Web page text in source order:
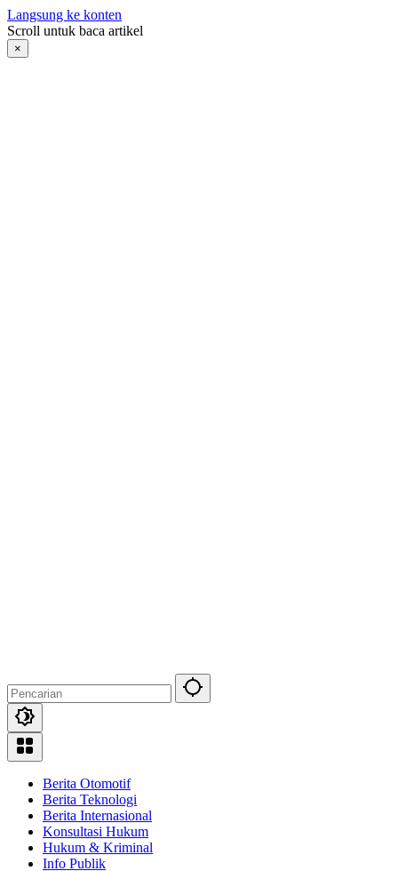
Langsung ke konten
Scroll untuk baca artikel
×
Berita Otomotif
Berita Teknologi
Berita Internasional
Konsultasi Hukum
Hukum & Kriminal
Info Publik